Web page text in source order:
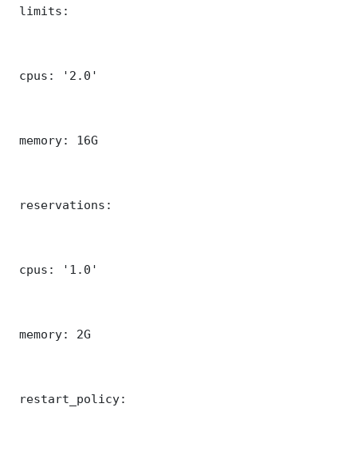
limits:
cpus: '2.0'
memory: 16G
reservations:
cpus: '1.0'
memory: 2G
restart_policy: